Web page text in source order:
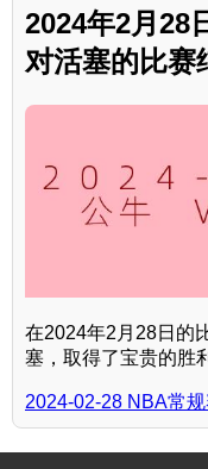
2024年2月28
对活塞的比赛
在2024年2月28日的
塞，取得了宝贵的胜
2024-02-28 NBA常